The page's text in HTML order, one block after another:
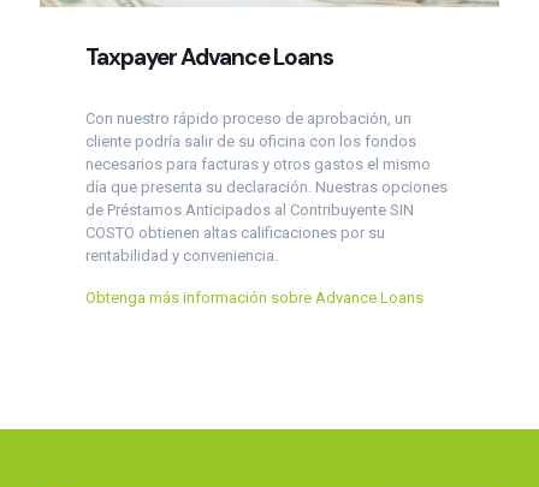
Taxpayer Advance Loans
Con nuestro rápido proceso de aprobación, un
cliente podría salir de su oficina con los fondos
necesarios para facturas y otros gastos el mismo
día que presenta su declaración. Nuestras opciones
de Préstamos Anticipados al Contribuyente SIN
COSTO obtienen altas calificaciones por su
rentabilidad y conveniencia.
Obtenga más información sobre Advance Loans